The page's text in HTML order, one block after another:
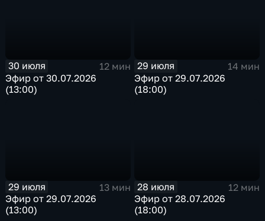
30 июля
12 мин
Эфир от 30.07.2026
(13:00)
29 июля
14 мин
Эфир от 29.07.2026
(18:00)
29 июля
13 мин
Эфир от 29.07.2026
(13:00)
28 июля
12 мин
Эфир от 28.07.2026
(18:00)